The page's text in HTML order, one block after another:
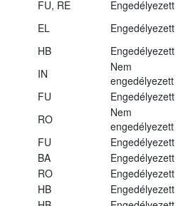
FU, RE
Engedélyezett
EL
Engedélyezett
HB
Engedélyezett
IN
Nem
engedélyezett
FU
Engedélyezett
RO
Nem
engedélyezett
FU
Engedélyezett
BA
Engedélyezett
RO
Engedélyezett
HB
Engedélyezett